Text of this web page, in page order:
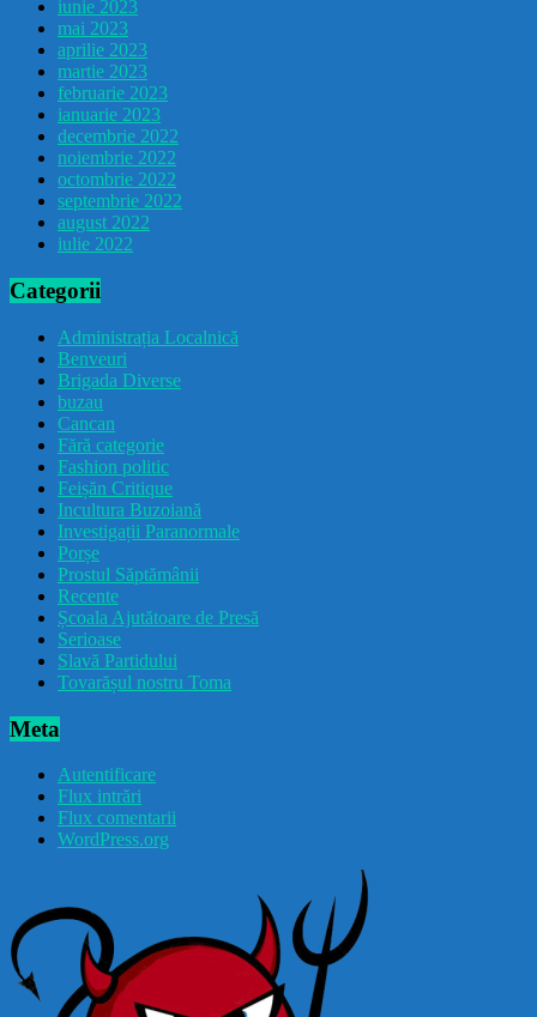
iunie 2023
mai 2023
aprilie 2023
martie 2023
februarie 2023
ianuarie 2023
decembrie 2022
noiembrie 2022
octombrie 2022
septembrie 2022
august 2022
iulie 2022
Categorii
Administrația Localnică
Benveuri
Brigada Diverse
buzau
Cancan
Fără categorie
Fashion politic
Feișăn Critique
Incultura Buzoiană
Investigații Paranormale
Porșe
Prostul Săptămânii
Recente
Școala Ajutătoare de Presă
Serioase
Slavă Partidului
Tovarășul nostru Toma
Meta
Autentificare
Flux intrări
Flux comentarii
WordPress.org